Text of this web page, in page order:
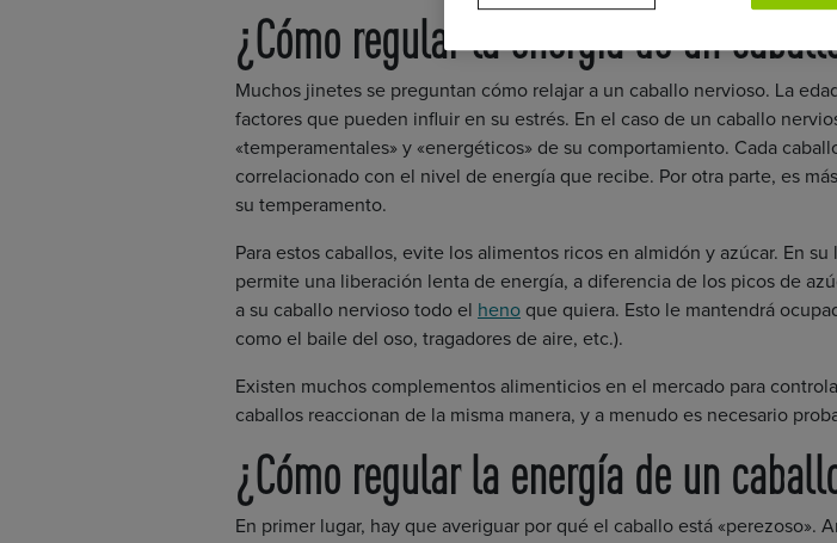
¿Cómo regular la energía de un
Muchos jinetes se preguntan cómo relajar a un caballo nervioso. La
factores que pueden influir en su estrés. En el caso de un caballo
«temperamentales» y «energéticos» de su comportamiento. Cada
correlacionado con el nivel de energía que recibe. Por otra parte, es
su temperamento.
Para estos caballos, evite los alimentos ricos en almidón y azúcar. En
permite una liberación lenta de energía, a diferencia de los picos de
a su caballo nervioso todo el
heno que quiera. Esto le mantendrá
como el baile del oso, tragadores de aire, etc.).
Existen muchos complementos alimenticios en el mercado para
caballos reaccionan de la misma manera, y a menudo es necesario
¿Cómo regular la energía de un
En primer lugar, hay que averiguar por qué el caballo está